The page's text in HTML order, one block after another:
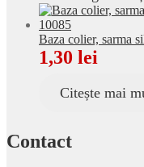
Baza colier, sarma
1,30 lei
Citește mai
Contact